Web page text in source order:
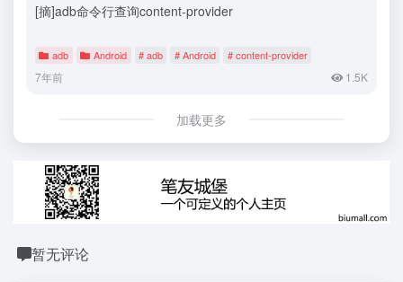
[摘]adb命令行查询content-provider
adb Android # adb # Android # content-provider
7年前 1.5K
加载更多
暂无评论